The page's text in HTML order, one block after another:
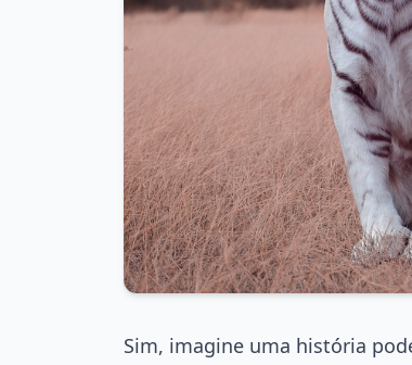
Sim, imagine uma história